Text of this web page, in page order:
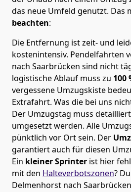
das neue Umfeld genutzt. Das
beachten:
Die Entfernung ist zeit- und
kostenintensiv. Pendelfahrten
nach Saarbrücken sind nicht
logistische Ablauf muss zu 100
vergessene Umzugskiste
Extrafahrt. Was die bei uns
Der Umzugstag muss
umgesetzt werden. Alle
pünktlich vor Ort sein. Der
garantiert auch für diesen
Ein kleiner Sprinter ist hier
mit den Halteverbotszonen?
Delmenhorst nach